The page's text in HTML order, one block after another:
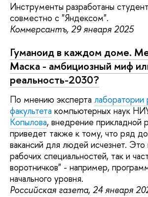
Инструменты разработаны
совместно с "Яндексом".
Коммерсантъ, 29 января 2025
Гуманоид в каждом доме.
Маска - амбициозный миф
реальность-2030?
По мнению эксперта лаборатории
факультета компьютерных наук
Копылова, внедрение прикладной
приведет также к тому, что ряд
вакансий для людей исчезнет. Это
рабочих специальностей, так и
воротничков" - например,
начального уровня.
Российская газета, 24 января